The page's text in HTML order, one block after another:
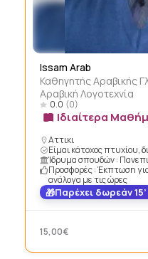
Issam Arab
Καθηγητής Αραβικής
Αραβική Λογοτεχνία
0.0 (0)
Ιδιαίτερα
Αττικι
Είμαι κάτοχος πτυχίου,
Ίδρυμα σπουδών :
Προσφορές : Έκπτωση
ανάλογα με τις ώρες
Παρέχει δωρεάν
15,00€